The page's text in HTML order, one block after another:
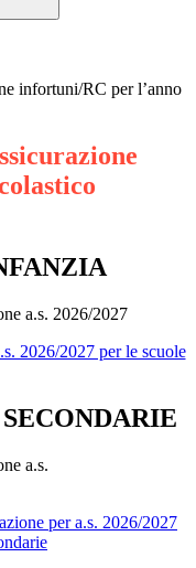
infortuni/RC per l’anno
2026/2027 per le scuole
per a.s. 2026/2027